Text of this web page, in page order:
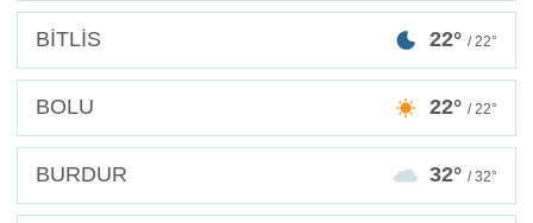
BİTLİS 22° / 22°
BOLU 22° / 22°
BURDUR 32° / 32°